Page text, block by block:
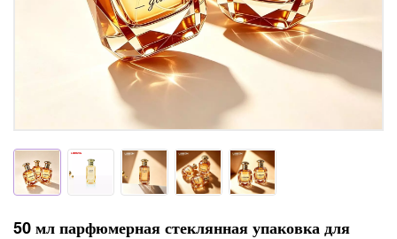
50 мл парфюмерная стеклянная упаковка для